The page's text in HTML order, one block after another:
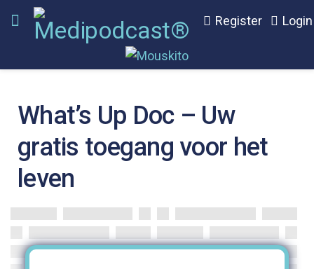
Register Login
What’s Up Doc – Uw
gratis toegang voor het
leven